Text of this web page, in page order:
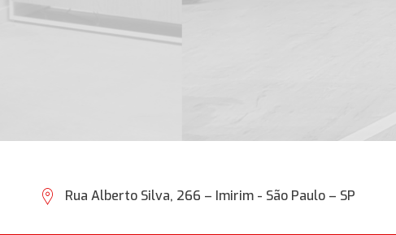
Rua Alberto Silva, 266 – Imirim - São Paulo – SP